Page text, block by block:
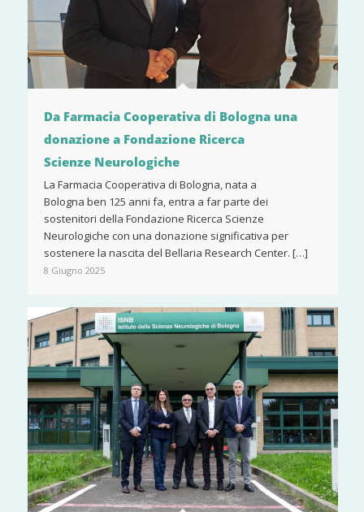
Da Farmacia Cooperativa di Bologna una
donazione a Fondazione Ricerca
Scienze Neurologiche
La Farmacia Cooperativa di Bologna, nata a
Bologna ben 125 anni fa, entra a far parte dei
sostenitori della Fondazione Ricerca Scienze
Neurologiche con una donazione significativa per
sostenere la nascita del Bellaria Research Center. […]
8 Giugno 2025